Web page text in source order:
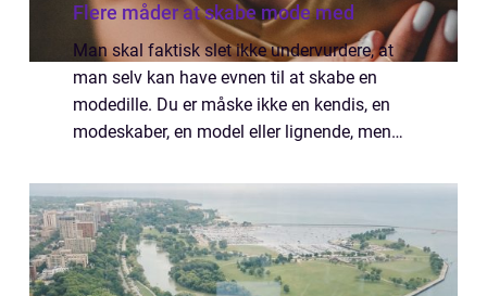
Flere måder at skabe mode med
Man skal faktisk slet ikke undervurdere, at
man selv kan have evnen til at skabe en
modedille. Du er måske ikke en kendis, en
modeskaber, en model eller lignende, men
inspiration fra os almindelige mennesker; så
fø...